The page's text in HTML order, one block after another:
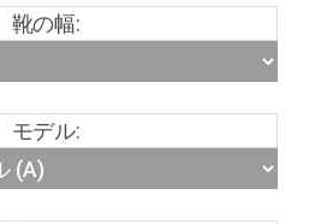
靴の幅:
モデル: